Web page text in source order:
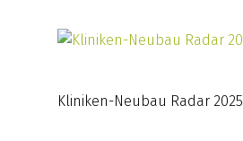
Kliniken-Neubau Radar 2025